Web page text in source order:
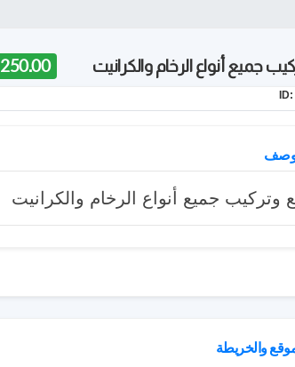
جميع أنواع الرخام والكرانيت 250.00 درهم
وتركيب جميع أنواع الرخام والكرانيت
والخريطة